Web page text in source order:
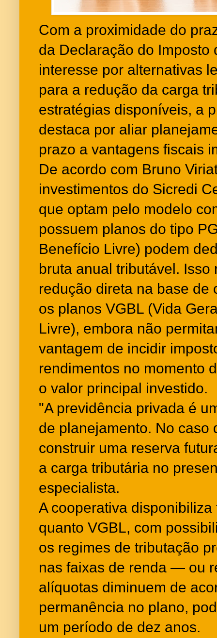
Com a proximidade do
da Declaração do Imposto
interesse por alternativas
para a redução da carga
estratégias disponíveis, a
destaca por aliar
prazo a vantagens fiscais
De acordo com Bruno
investimentos do Sicredi
que optam pelo modelo
possuem planos do tipo
Benefício Livre) podem
bruta anual tributável. Isso
redução direta na base de
os planos VGBL (Vida
Livre), embora não
vantagem de incidir
rendimentos no momento
o valor principal investido.
"A previdência privada é
de planejamento. No caso
construir uma reserva
a carga tributária no
especialista.
A cooperativa
quanto VGBL, com
os regimes de tributação
nas faixas de renda — ou
alíquotas diminuem de
permanência no plano,
um período de dez anos.